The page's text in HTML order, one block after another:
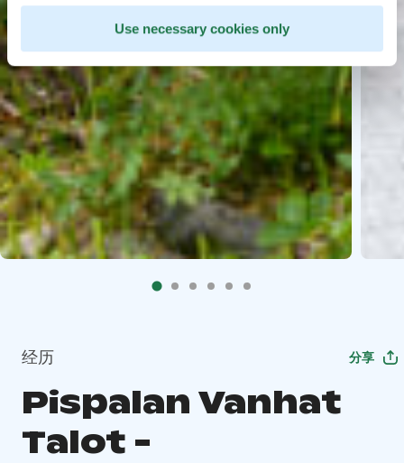
Use necessary cookies only
经历 分享
Pispalan Vanhat
Talot -